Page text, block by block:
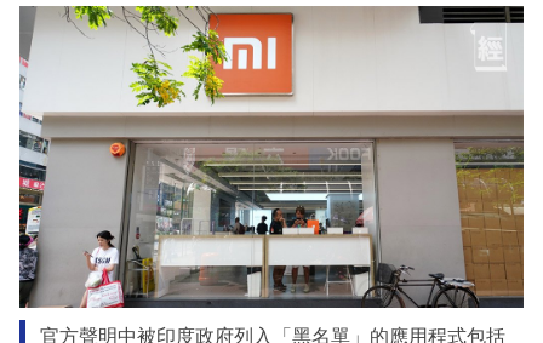
官方聲明中被印度政府列入「黑名單」的應用程式包括